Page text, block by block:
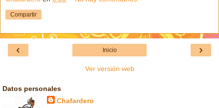
Compartir
‹ ›
Inicio
Ver versión web
Datos personales
Chafardero